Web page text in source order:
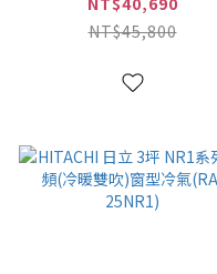
40NR1)
NT$45,800